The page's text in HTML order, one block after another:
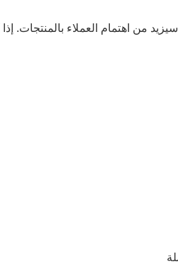
من اهتمام العملاء بالمنتجات.